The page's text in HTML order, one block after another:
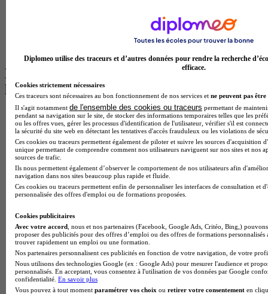
BTS Communication à Lyon
Les intitulés de diplôme par alternance
les plus recherchés
BTS Esf en alternance
BTS Dietetique en alternance
BTS Mco en alternance
BTS Pi en alternance
BTS Sp3s en alternance
Master CCA en alternance
BTS Ndrc en alternance
BTS Sam en alternance
Cap Fleuriste en alternance
BTS Sio en alternance
MSc Marketing Digital en alternance
BTS Gpme en alternance
Cap Electricien en alternance
BTS Gpn en alternance
BTS Domotique en alternance
BAC Pro Agora en alternance
BTS Sta en alternance
Diplomeo utilise des traceurs et d’autres données pour rendre la recherche
efficace.
Cookies strictement nécessaires
Ces traceurs sont nécessaires au bon fonctionnement de nos services et ne peuvent pas être
Il s'agit notamment de l'ensemble des cookies ou traceurs permettant de
pendant sa navigation sur le site, de stocker des informations temporaires telles que les
ou les offres vues, gérer les processus d'identification de l'utilisateur, vérifier s'il est
la sécurité du site web en détectant les tentatives d'accès frauduleux ou les violations de
Ces cookies ou traceurs permettent également de piloter et suivre les sources d'acquisition
unique permettant de comprendre comment nos utilisateurs naviguent sur nos sites et nos
sources de trafic.
Ils nous permettent également d’observer le comportement de nos utilisateurs afin
navigation dans nos sites beaucoup plus rapide et fluide.
Ces cookies ou traceurs permettent enfin de personnaliser les interfaces de consultation et
personnalisée des offres d'emploi ou de formations proposées.
Cookies publicitaires
Avec votre accord , nous et nos partenaires (Facebook, Google Ads, Critéo, Bing,)
proposer des publicités pour des offres d’emploi ou des offres de formations
trouver rapidement un emploi ou une formation.
Nos partenaires personnalisent ces publicités en fonction de votre navigation, de votre
Nous utilisons des technologies Google (ex : Google Ads) pour mesurer l'audience et
personnalisés. En acceptant, vous consentez à l'utilisation de vos données par Google
confidentialité. En savoir plus
Vous pouvez à tout moment paramétrer vos choix ou retirer votre consentement en